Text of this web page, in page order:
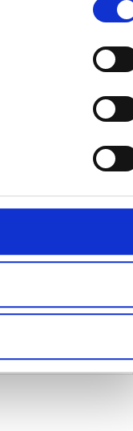
Spar 15%
sæt a 4 stk
/ Sæt